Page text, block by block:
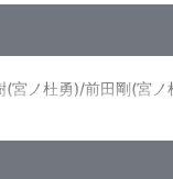
宮ノ杜勇)/前田剛(宮